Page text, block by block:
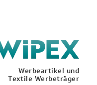
Werbeartikel und
Textile Werbeträger